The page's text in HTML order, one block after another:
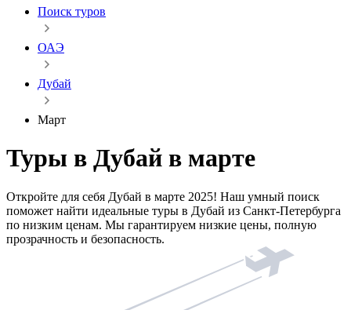
Поиск туров
ОАЭ
Дубай
Март
Туры в Дубай в марте
Откройте для себя Дубай в марте 2025! Наш умный поиск
поможет найти идеальные туры в Дубай из Санкт-Петербурга
по низким ценам. Мы гарантируем низкие цены, полную
прозрачность и безопасность.